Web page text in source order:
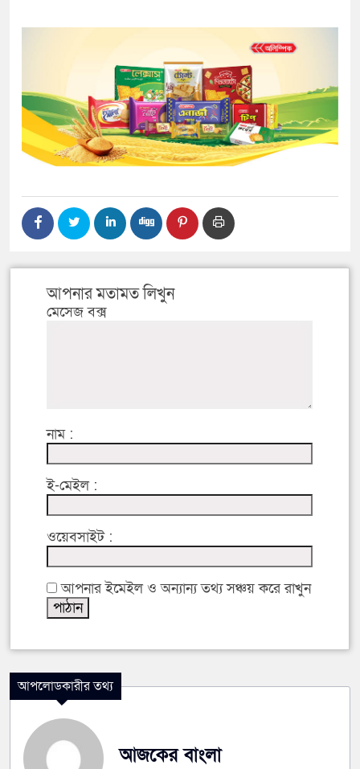
আপনার মতামত লিখুন
মেসেজ বক্স
নাম :
ই-মেইল :
ওয়েবসাইট :
আপনার ইমেইল ও অন্যান্য তথ্য সঞ্চয় করে রাখুন
আপলোডকারীর তথ্য
আজকের বাংলা